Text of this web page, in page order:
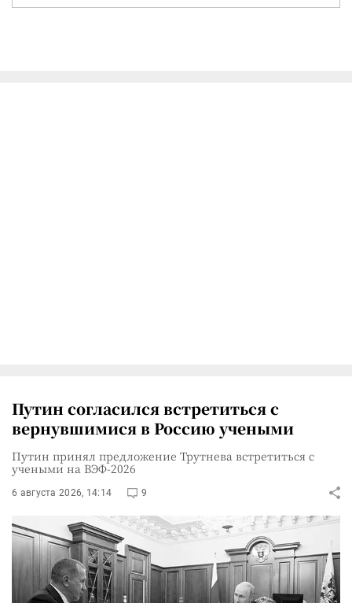
Путин согласился встретиться с
вернувшимися в Россию учеными
Путин принял предложение Трутнева встретиться с
учеными на ВЭФ-2026
6 августа 2026, 14:14 9